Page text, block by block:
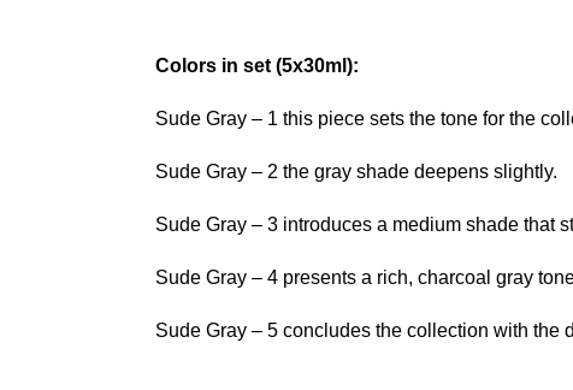
Colors in set (5x30ml):
Sude Gray – 1 this piece sets the tone for the
Sude Gray – 2 the gray shade deepens slightly.
Sude Gray – 3 introduces a medium shade that
Sude Gray – 4 presents a rich, charcoal gray
Sude Gray – 5 concludes the collection with the